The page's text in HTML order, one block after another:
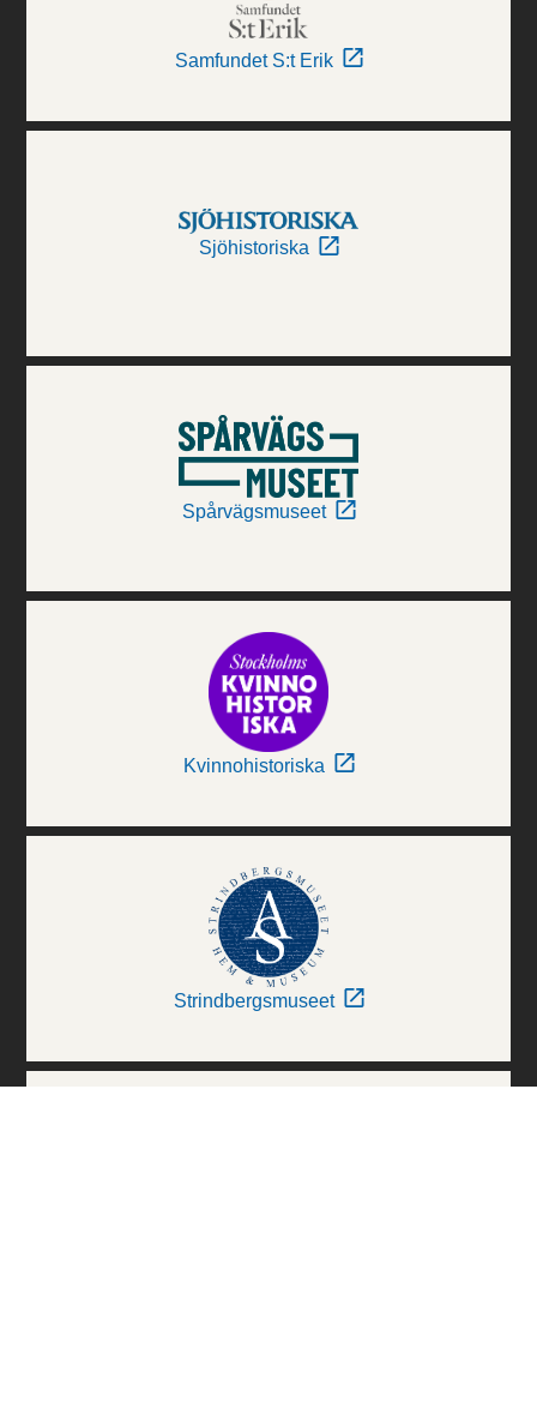
Samfundet S:t Erik
Sjöhistoriska
Spårvägsmuseet
Kvinnohistoriska
Strindbergsmuseet